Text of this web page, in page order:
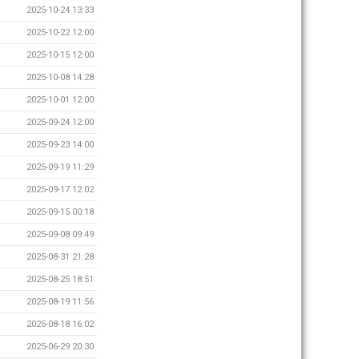
2025-10-24 13:33
2025-10-22 12:00
2025-10-15 12:00
2025-10-08 14:28
2025-10-01 12:00
2025-09-24 12:00
2025-09-23 14:00
2025-09-19 11:29
2025-09-17 12:02
2025-09-15 00:18
2025-09-08 09:49
2025-08-31 21:28
2025-08-25 18:51
2025-08-19 11:56
2025-08-18 16:02
2025-06-29 20:30